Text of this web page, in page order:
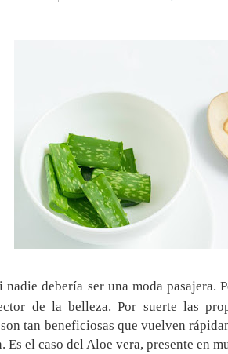
nadie debería ser una moda pasajera.
de la belleza. Por suerte las
tan beneficiosas que vuelven
Es el caso del Aloe vera, presente en